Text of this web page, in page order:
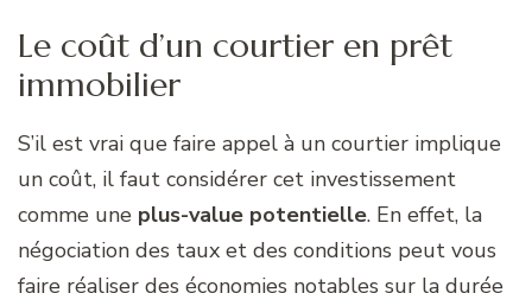
Le coût d’un courtier en prêt
immobilier
S’il est vrai que faire appel à un courtier implique
un coût, il faut considérer cet investissement
comme une plus-value potentielle. En effet, la
négociation des taux et des conditions peut vous
faire réaliser des économies notables sur la durée